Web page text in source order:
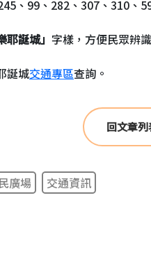
、99、282、307、310、
耶誕城」 字樣，方便民眾辨
誕城交通專區查詢。
回文章列
廣場 交通資訊